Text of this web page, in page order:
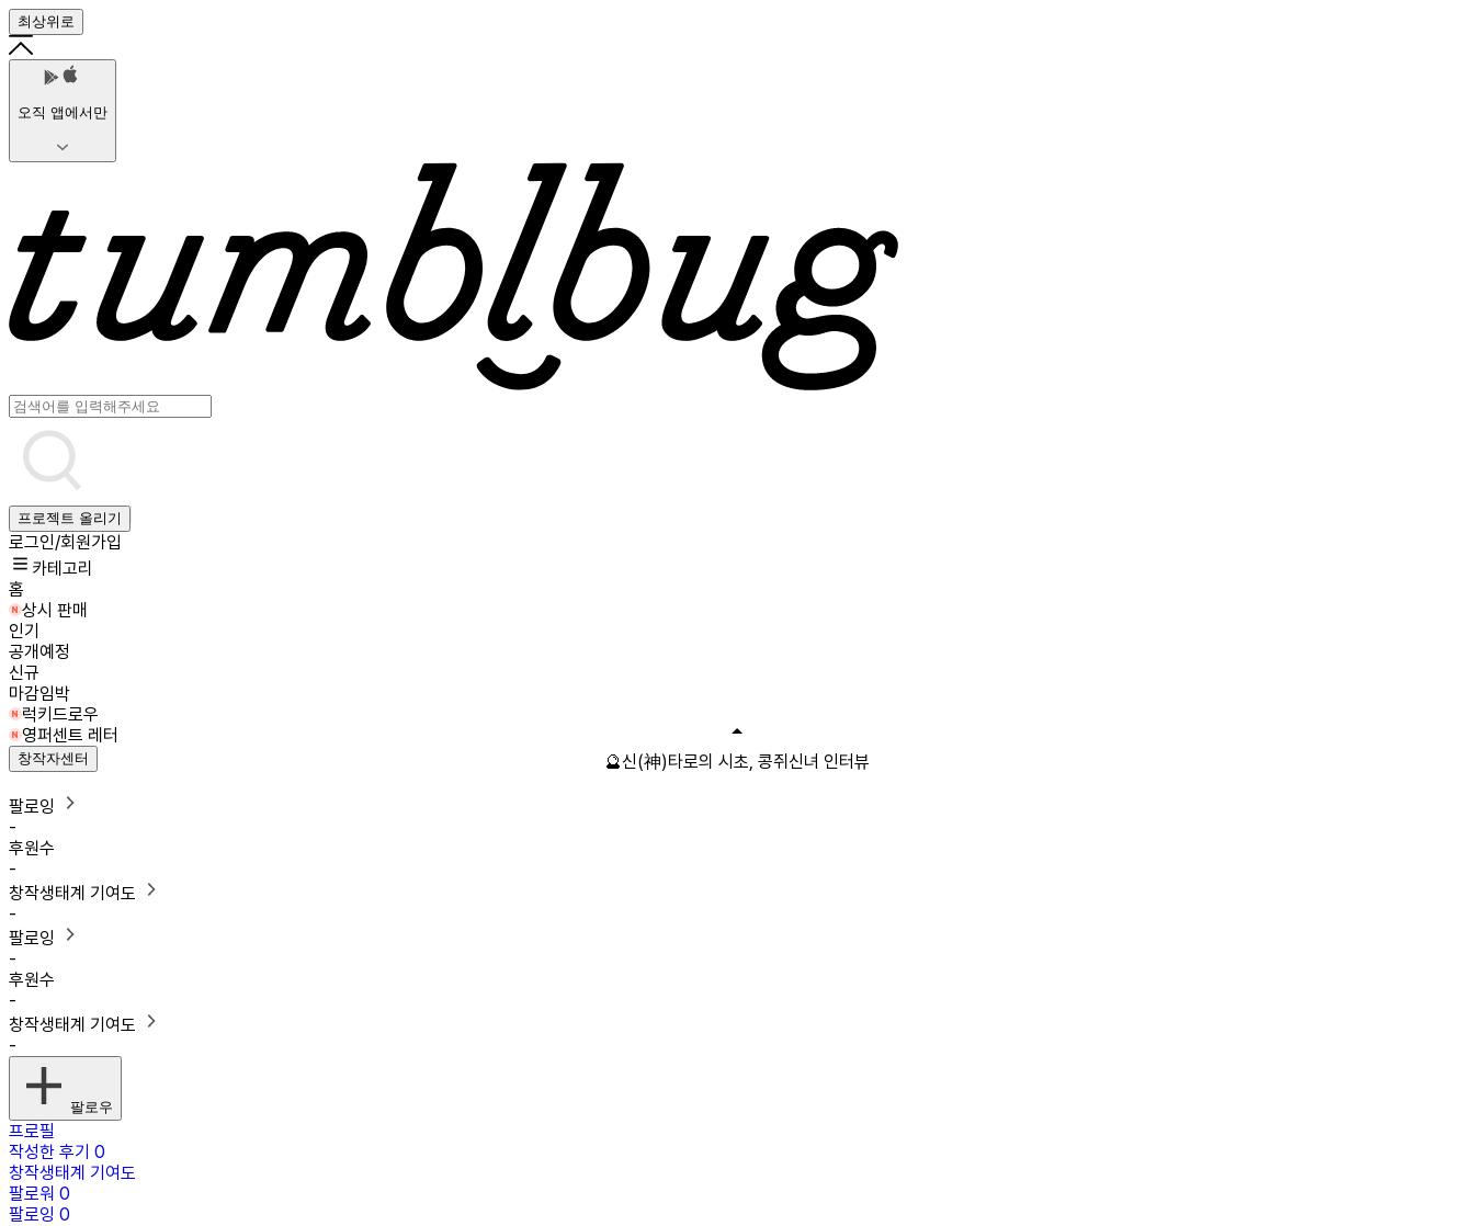
최상위로
오직 앱에서만
프로젝트 올리기
로그인/회원가입
카테고리
홈
상시 판매
인기
공개예정
신규
마감임박
럭키드로우
영퍼센트 레터
창작자센터
팔로잉
-
후원수
-
창작생태계 기여도
-
팔로잉
-
후원수
-
창작생태계 기여도
-
팔로우
프로필
작성한 후기 0
창작생태계 기여도
팔로워 0
팔로잉 0
🔮신(神)타로의 시초, 콩쥐신녀 인터뷰